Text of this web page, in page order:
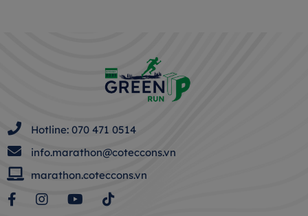
Hotline: 070 471 0514
info.marathon@coteccons.vn
marathon.coteccons.vn